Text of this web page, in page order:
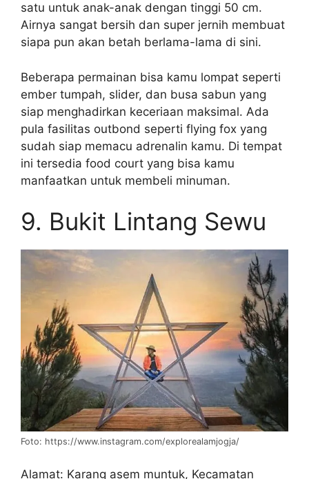
satu untuk anak-anak dengan tinggi 50 cm.
Airnya sangat bersih dan super jernih membuat
siapa pun akan betah berlama-lama di sini.
Beberapa permainan bisa kamu lompat seperti
ember tumpah, slider, dan busa sabun yang
siap menghadirkan keceriaan maksimal. Ada
pula fasilitas outbond seperti flying fox yang
sudah siap memacu adrenalin kamu. Di tempat
ini tersedia food court yang bisa kamu
manfaatkan untuk membeli minuman.
9. Bukit Lintang Sewu
Foto: https://www.instagram.com/explorealamjogja/
Alamat: Karang asem muntuk, Kecamatan